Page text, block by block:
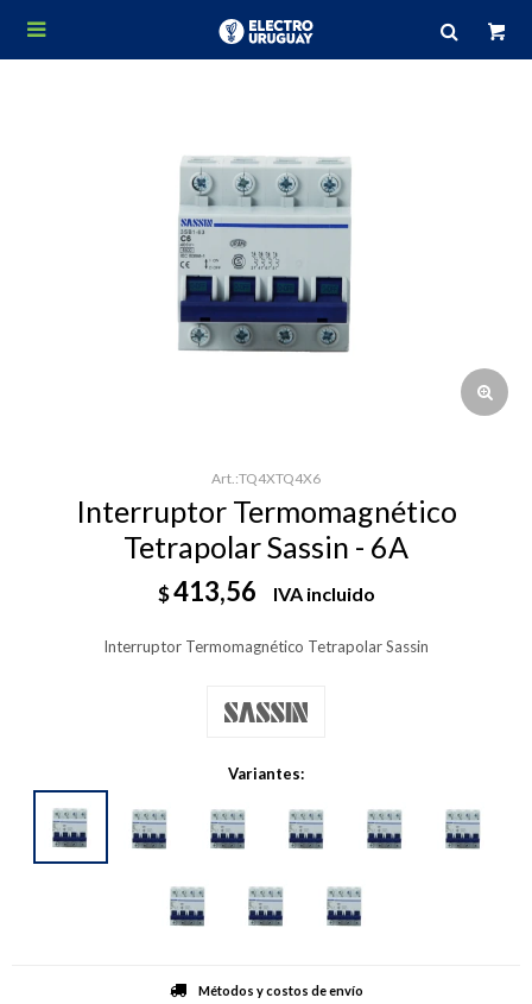

TQ4XTQ4X6
Interruptor Termomagnético
Tetrapolar Sassin - 6A
$413,56 IVA incluido
Interruptor Termomagnético Tetrapolar Sassin
Variantes:
Métodos y costos de envío